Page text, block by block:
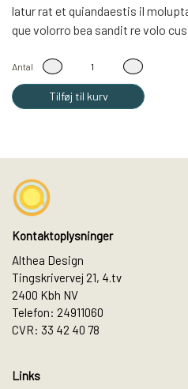
latur rat et quiandaestis il
que volorro bea sandit re volo
Antal
Tilføj til kurv
Kontaktoplysninger
Althea Design
Tingskrivervej 21, 4.tv
2400 Kbh NV
Telefon: 24911060
CVR: 33 42 40 78
Links